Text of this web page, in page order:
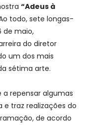
“Adeus à
todo, sete longas-
de maio,
do diretor
um dos mais
sétima arte.
a repensar algumas
e traz realizações do
de acordo